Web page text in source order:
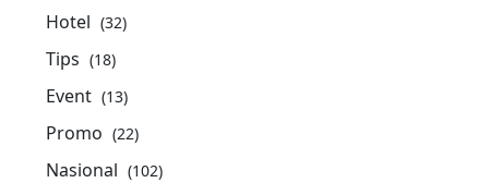
Hotel (32)
Tips (18)
Event (13)
Promo (22)
Nasional (102)